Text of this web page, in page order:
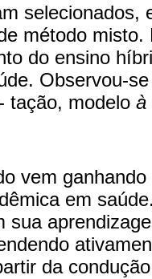
selecionados,
método
do ensino
Observou-
tação, modelo à
vem
em
sua
da